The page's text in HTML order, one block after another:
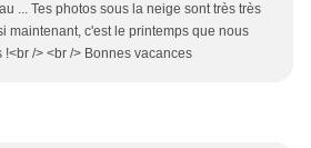
... Tes photos sous la neige sont très très
maintenant, c'est le printemps que nous
!<br /> <br /> Bonnes vacances